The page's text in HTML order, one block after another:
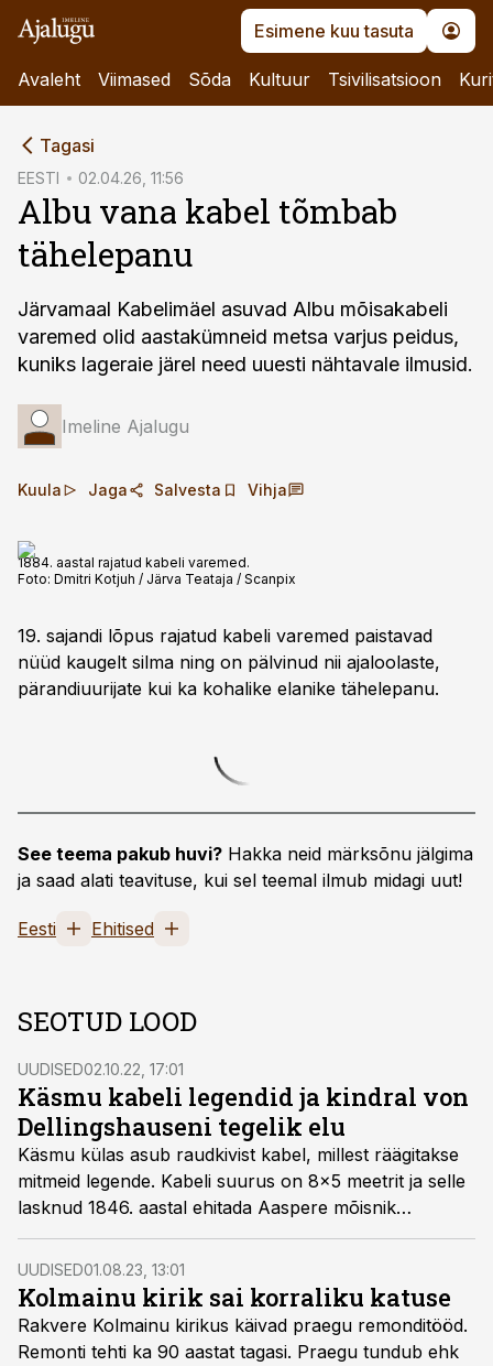
Esimene kuu tasuta
Avaleht Viimased Sõda Kultuur Tsivilisatsioon
Tagasi
EESTI 02.04.26, 11:56
Albu vana kabel tõmbab
tähelepanu
Järvamaal Kabelimäel asuvad Albu mõisakabeli
varemed olid aastakümneid metsa varjus peidus,
kuniks lageraie järel need uuesti nähtavale ilmusid.
Imeline Ajalugu
Kuula Jaga Salvesta Vihja
1884. aastal rajatud kabeli varemed.
Foto: Dmitri Kotjuh / Järva Teataja / Scanpix
19. sajandi lõpus rajatud kabeli varemed paistavad
nüüd kaugelt silma ning on pälvinud nii ajaloolaste,
pärandiuurijate kui ka kohalike elanike tähelepanu.
See teema pakub huvi? Hakka neid märksõnu jälgima
ja saad alati teavituse, kui sel teemal ilmub midagi uut!
Eesti Ehitised
SEOTUD LOOD
UUDISED02.10.22, 17:01
Käsmu kabeli legendid ja kindral von
Dellingshauseni tegelik elu
Käsmu külas asub raudkivist kabel, millest räägitakse
mitmeid legende. Kabeli suurus on 8x5 meetrit ja selle
lasknud 1846. aastal ehitada Aaspere mõisnik
Dellingshausen, kes oli Vene armees kindraliks ja võttis
osa senati istungitest.
UUDISED01.08.23, 13:01
Kolmainu kirik sai korraliku katuse
Rakvere Kolmainu kirikus käivad praegu remonditööd.
Remonti tehti ka 90 aastat tagasi. Praegu tundub ehk